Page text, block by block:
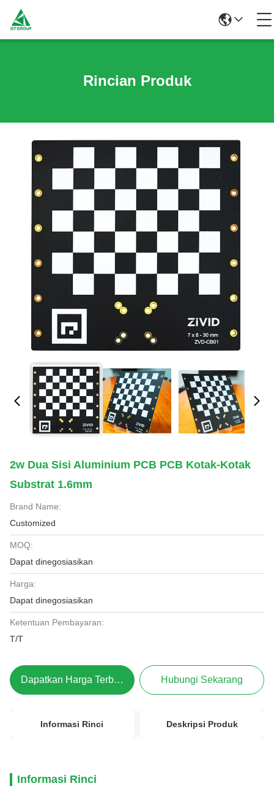
Rincian Produk
2w Dua Sisi Aluminium PCB PCB Kotak-Kotak
Substrat 1.6mm
Brand Name:
Customized
MOQ:
Dapat dinegosiasikan
Harga:
Dapat dinegosiasikan
Ketentuan Pembayaran:
T/T
Dapatkan Harga Terbaik Hubungi Sekarang
Informasi Rinci Deskripsi Produk
Informasi Rinci